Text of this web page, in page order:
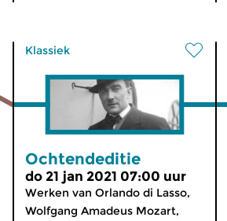
Klassiek
Ochtendeditie
do 21 jan 2021 07:00 uur
Werken van Orlando di Lasso,
Wolfgang Amadeus Mozart,